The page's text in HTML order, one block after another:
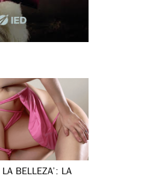
LA BELLEZA’: LA